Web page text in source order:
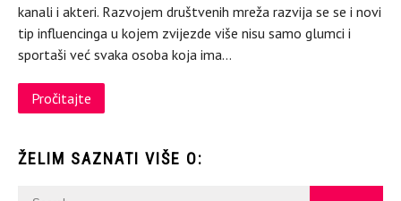
kanali i akteri. Razvojem društvenih mreža razvija se se i novi
tip influencinga u kojem zvijezde više nisu samo glumci i
sportaši već svaka osoba koja ima…
Pročitajte
ŽELIM SAZNATI VIŠE O: